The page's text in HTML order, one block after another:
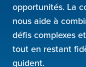
opportunités. La
nous aide à
défis complexes
tout en restant
guident.